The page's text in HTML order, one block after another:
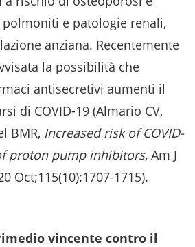
e patologie renali,
anziana. Recentemente
la possibilità che
antisecretivi aumenti il
di COVID-19 (Almario CV,
BMR, Increased risk of COVID-
proton pump inhibitors, Am J
Oct;115(10):1707-1715).
vincente contro il